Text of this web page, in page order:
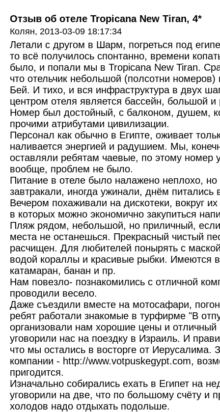
Отзыв об отеле Tropicana New Tiran, 4*
Колян, 2013-03-09 18:17:34
Летали с другом в Шарм, погреться под
то всё получилось спонтанно, времени
было, и попали мы в Tropicana New Tiran.
что отельчик небольшой (полсотни
Бей. И тихо, и вся инфраструктура в двух
центром отеля является бассейн, большой и
Номер был достойный, с балконом, душем,
прочими атрибутами цивилизации.
Персонал как обычно в Египте, оживает
наливается энергией и радушием. Мы,
оставляли ребятам чаевые, по этому номер
вообще, проблем не было.
Питание в отеле было налажено неплохо,
завтракали, иногда ужинали, днём питались
Вечером похаживали на дискотеки, вокруг
в которых можно экономично закупиться
Пляж рядом, небольшой, но приличный, если
места не останешься. Прекрасный чистый
расчищен. Для любителей понырять с
водой кораллы и красивые рыбки. Имеются
катамаран, банан и пр.
Нам повезло- познакомились с отличной
проводили весело.
Даже съездили вместе на мотосафари,
ребят работали знакомые в турфирме "В
организовали нам хорошие цены и
уговорили нас на поездку в Израиль. И
что мы остались в восторге от Иерусалима.
компании - http://www.votpuskegypt.com,
пригодится.
Изначально собирались ехать в Египет на
уговорили на две, что по большому счёту и
холодов надо отдыхать подольше.